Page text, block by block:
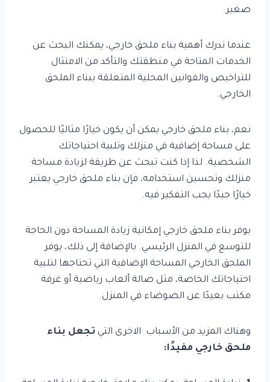
صغير.
عندما تدرك أهمية بناء ملحق خارجي، يمكنك البحث عن
الخدمات المتاحة في منطقتك والتأكد من الامتثال
للتراخيص والقوانين المحلية المتعلقة ببناء الملحق
الخارجي.
نعم، بناء ملحق خارجي يمكن أن يكون خيارًا مثاليًا للحصول
على مساحة إضافية في منزلك وتلبية احتياجاتك
الشخصية. لذا إذا كنت تبحث عن طريقة لزيادة مساحة
منزلك وتحسين استخدامه، فإن بناء ملحق خارجي يعتبر
خيارًا جيدًا يجب التفكير فيه.
يوفر بناء ملحق خارجي إمكانية زيادة المساحة دون الحاجة
للتوسع في المنزل الرئيسي. بالإضافة إلى ذلك، يوفر
الملحق الخارجي المساحة الإضافية التي تحتاجها لتلبية
احتياجاتك الخاصة، مثل صالة ألعاب رياضية أو غرفة
مكتب بعيدًا عن الضوضاء في المنزل.
وهناك المزيد من الأسباب الاخرى التي تجعل بناء
ملحق خارجي مفيدًا: